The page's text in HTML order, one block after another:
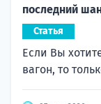
последний
Статья
Если Вы
вагон, то